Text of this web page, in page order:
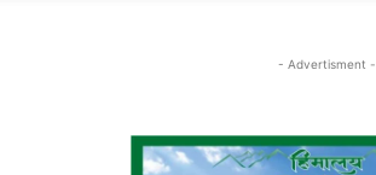
- Advertisment -